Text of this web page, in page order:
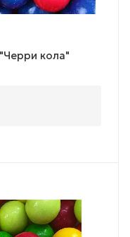
кола"